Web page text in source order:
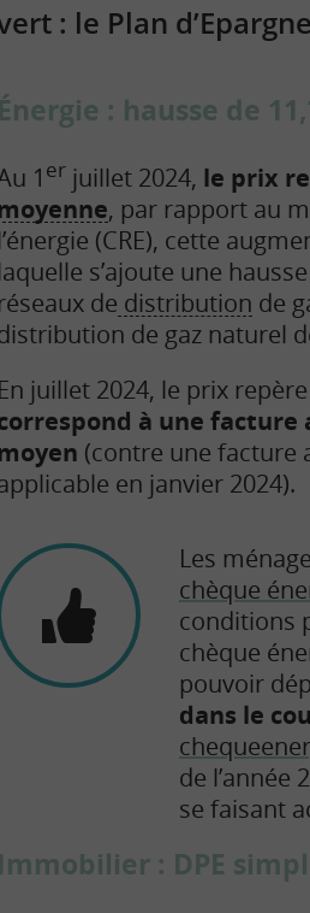
: le Plan
Énergie : hausse de
1 er juillet 2024, le prix
, par rapport au
l’énergie (CRE), cette
laquelle s’ajoute une
réseaux de distribution de
de gaz naturel
En juillet 2024, le prix
à une facture
(contre une facture
en janvier 2024).
Les
chèque
conditions
chèque
pouvoir
dans le
de l’année
se faisant
Immobilier : DPE